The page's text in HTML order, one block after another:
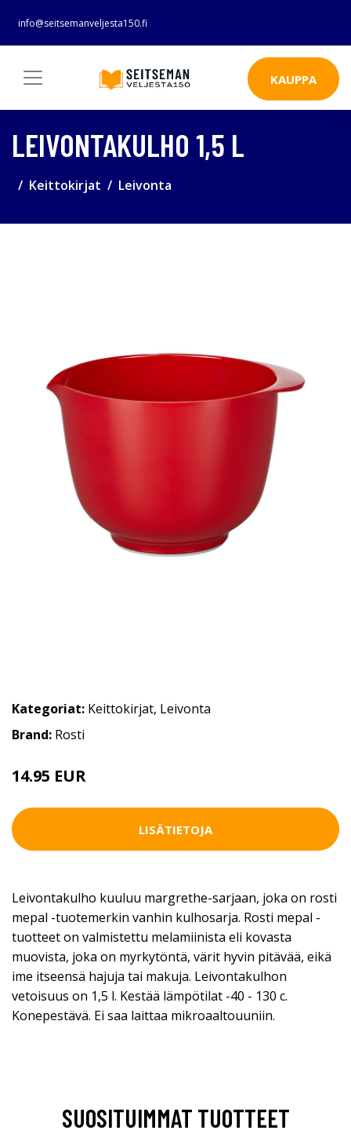
info@seitsemanveljesta150.fi
KAUPPA
LEIVONTAKULHO 1,5 L
Keittokirjat Leivonta
Kategoriat: Keittokirjat, Leivonta
Brand: Rosti
14.95 EUR
LISÄTIETOJA
Leivontakulho kuuluu margrethe-sarjaan, joka on rosti
mepal -tuotemerkin vanhin kulhosarja. Rosti mepal -
tuotteet on valmistettu melamiinista eli kovasta
muovista, joka on myrkytöntä, värit hyvin pitävää, eikä
ime itseensä hajuja tai makuja. Leivontakulhon
vetoisuus on 1,5 l. Kestää lämpötilat -40 - 130 c.
Konepestävä. Ei saa laittaa mikroaaltouuniin.
SUOSITUIMMAT TUOTTEET